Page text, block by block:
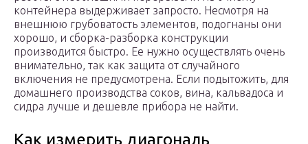
контейнера выдерживает запросто. Несмотря на
внешнюю грубоватость элементов, подогнаны они
хорошо, и сборка-разборка конструкции
производится быстро. Ее нужно осуществлять очень
внимательно, так как защита от случайного
включения не предусмотрена. Если подытожить, для
домашнего производства соков, вина, кальвадоса и
сидра лучше и дешевле прибора не найти.
Как измерить диагональ